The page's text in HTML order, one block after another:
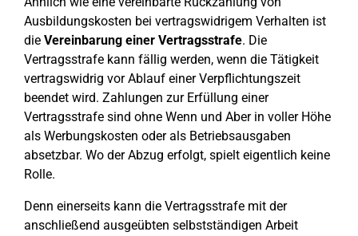
Ausbildungskosten bei vertragswidrigem Verhalten ist
die Vereinbarung einer Vertragsstrafe. Die
Vertragsstrafe kann fällig werden, wenn die Tätigkeit
vertragswidrig vor Ablauf einer Verpflichtungszeit
beendet wird. Zahlungen zur Erfüllung einer
Vertragsstrafe sind ohne Wenn und Aber in voller Höhe
als Werbungskosten oder als Betriebsausgaben
absetzbar. Wo der Abzug erfolgt, spielt eigentlich keine
Rolle.
Denn einerseits kann die Vertragsstrafe mit der
anschließend ausgeübten selbstständigen Arbeit